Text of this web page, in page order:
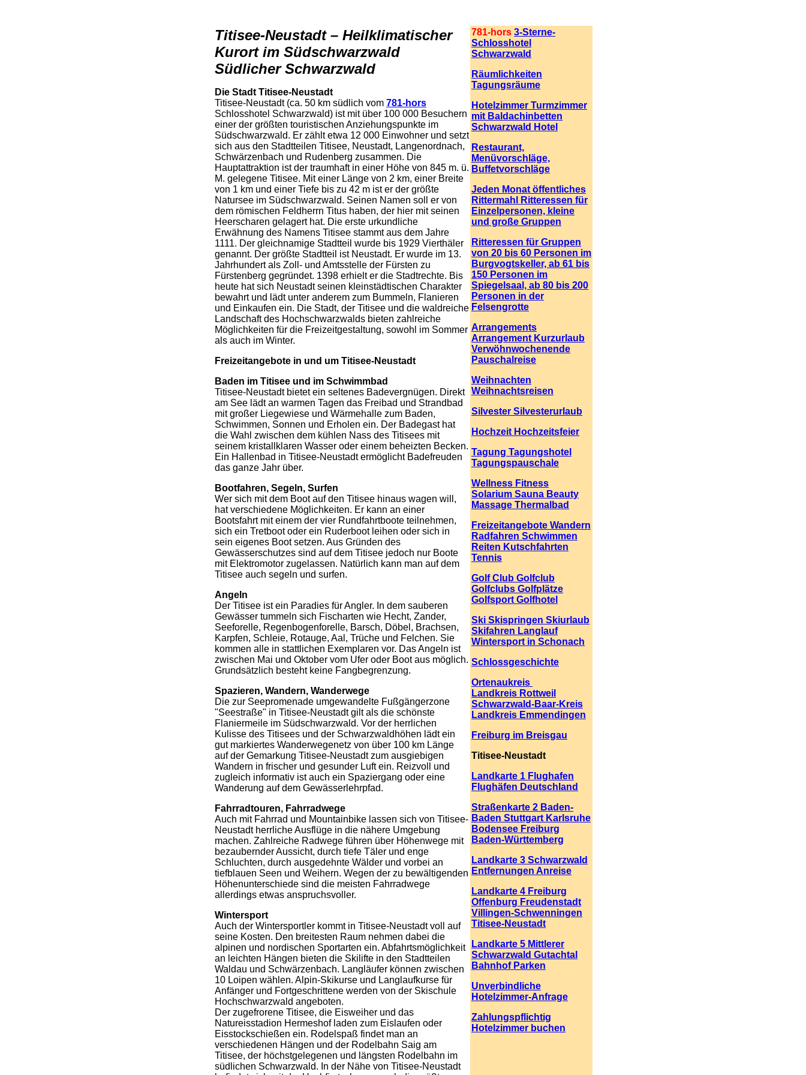
Titisee-Neustadt – Heilklimatischer
Kurort im Südschwarzwald
Südlicher Schwarzwald
Die Stadt Titisee-Neustadt
Titisee-Neustadt (ca. 50 km südlich vom 781-hors
Schlosshotel Schwarzwald) ist mit über 100 000 Besuchern
einer der größten touristischen Anziehungspunkte im
Südschwarzwald. Er zählt etwa 12 000 Einwohner und setzt
sich aus den Stadtteilen Titisee, Neustadt, Langenordnach,
Schwärzenbach und Rudenberg zusammen. Die
Hauptattraktion ist der traumhaft in einer Höhe von 845 m. ü.
M. gelegene Titisee. Mit einer Länge von 2 km, einer Breite
von 1 km und einer Tiefe bis zu 42 m ist er der größte
Natursee im Südschwarzwald. Seinen Namen soll er von
dem römischen Feldherrn Titus haben, der hier mit seinen
Heerscharen gelagert hat. Die erste urkundliche
Erwähnung des Namens Titisee stammt aus dem Jahre
1111. Der gleichnamige Stadtteil wurde bis 1929 Vierthäler
genannt. Der größte Stadtteil ist Neustadt. Er wurde im 13.
Jahrhundert als Zoll- und Amtsstelle der Fürsten zu
Fürstenberg gegründet. 1398 erhielt er die Stadtrechte. Bis
heute hat sich Neustadt seinen kleinstädtischen Charakter
bewahrt und lädt unter anderem zum Bummeln, Flanieren
und Einkaufen ein. Die Stadt, der Titisee und die waldreiche
Landschaft des Hochschwarzwalds bieten zahlreiche
Möglichkeiten für die Freizeitgestaltung, sowohl im Sommer
als auch im Winter.
Freizeitangebote in und um Titisee-Neustadt
Baden im Titisee und im Schwimmbad
Titisee-Neustadt bietet ein seltenes Badevergnügen. Direkt
am See lädt an warmen Tagen das Freibad und Strandbad
mit großer Liegewiese und Wärmehalle zum Baden,
Schwimmen, Sonnen und Erholen ein. Der Badegast hat
die Wahl zwischen dem kühlen Nass des Titisees mit
seinem kristallklaren Wasser oder einem beheizten Becken.
Ein Hallenbad in Titisee-Neustadt ermöglicht Badefreuden
das ganze Jahr über.
Bootfahren, Segeln, Surfen
Wer sich mit dem Boot auf den Titisee hinaus wagen will,
hat verschiedene Möglichkeiten. Er kann an einer
Bootsfahrt mit einem der vier Rundfahrtboote teilnehmen,
sich ein Tretboot oder ein Ruderboot leihen oder sich in
sein eigenes Boot setzen. Aus Gründen des
Gewässerschutzes sind auf dem Titisee jedoch nur Boote
mit Elektromotor zugelassen. Natürlich kann man auf dem
Titisee auch segeln und surfen.
Angeln
Der Titisee ist ein Paradies für Angler. In dem sauberen
Gewässer tummeln sich Fischarten wie Hecht, Zander,
Seeforelle, Regenbogenforelle, Barsch, Döbel, Brachsen,
Karpfen, Schleie, Rotauge, Aal, Trüche und Felchen. Sie
kommen alle in stattlichen Exemplaren vor. Das Angeln ist
zwischen Mai und Oktober vom Ufer oder Boot aus möglich.
Grundsätzlich besteht keine Fangbegrenzung.
Spazieren, Wandern, Wanderwege
Die zur Seepromenade umgewandelte Fußgängerzone
"Seestraße" in Titisee-Neustadt gilt als die schönste
Flaniermeile im Südschwarzwald. Vor der herrlichen
Kulisse des Titisees und der Schwarzwaldhöhen lädt ein
gut markiertes Wanderwegenetz von über 100 km Länge
auf der Gemarkung Titisee-Neustadt zum ausgiebigen
Wandern in frischer und gesunder Luft ein. Reizvoll und
zugleich informativ ist auch ein Spaziergang oder eine
Wanderung auf dem Gewässerlehrpfad.
Fahrradtouren, Fahrradwege
Auch mit Fahrrad und Mountainbike lassen sich von Titisee-
Neustadt herrliche Ausflüge in die nähere Umgebung
machen. Zahlreiche Radwege führen über Höhenwege mit
bezaubernder Aussicht, durch tiefe Täler und enge
Schluchten, durch ausgedehnte Wälder und vorbei an
tiefblauen Seen und Weihern. Wegen der zu bewältigenden
Höhenunterschiede sind die meisten Fahrradwege
allerdings etwas anspruchsvoller.
Wintersport
Auch der Wintersportler kommt in Titisee-Neustadt voll auf
seine Kosten. Den breitesten Raum nehmen dabei die
alpinen und nordischen Sportarten ein. Abfahrtsmöglichkeit
an leichten Hängen bieten die Skilifte in den Stadtteilen
Waldau und Schwärzenbach. Langläufer können zwischen
10 Loipen wählen. Alpin-Skikurse und Langlaufkurse für
Anfänger und Fortgeschrittene werden von der Skischule
Hochschwarzwald angeboten.
Der zugefrorene Titisee, die Eisweiher und das
Natureisstadion Hermeshof laden zum Eislaufen oder
Eisstockschießen ein. Rodelspaß findet man an
verschiedenen Hängen und der Rodelbahn Saig am
Titisee, der höchstgelegenen und längsten Rodelbahn im
südlichen Schwarzwald. In der Nähe von Titisee-Neustadt
781-hors 3-Sterne-
Schlosshotel
Schwarzwald
Räumlichkeiten
Tagungsräume
Hotelzimmer Turmzimmer
mit Baldachinbetten
Schwarzwald Hotel
Restaurant,
Menüvorschläge,
Buffetvorschläge
Jeden Monat öffentliches
Rittermahl Ritteressen für
Einzelpersonen, kleine
und große Gruppen
Ritteressen für Gruppen
von 20 bis 60 Personen im
Burgvogtskeller, ab 61 bis
150 Personen im
Spiegelsaal, ab 80 bis 200
Personen in der
Felsengrotte
Arrangements
Arrangement Kurzurlaub
Verwöhnwochenende
Pauschalreise
Weihnachten
Weihnachtsreisen
Silvester Silvesterurlaub
Hochzeit Hochzeitsfeier
Tagung Tagungshotel
Tagungspauschale
Wellness Fitness
Solarium Sauna Beauty
Massage Thermalbad
Freizeitangebote Wandern
Radfahren Schwimmen
Reiten Kutschfahrten
Tennis
Golf Club Golfclub
Golfclubs Golfplätze
Golfsport Golfhotel
Ski Skispringen Skiurlaub
Skifahren Langlauf
Wintersport in Schonach
Schlossgeschichte
Ortenaukreis
Landkreis Rottweil
Schwarzwald-Baar-Kreis
Landkreis Emmendingen
Freiburg im Breisgau
Titisee-Neustadt
Landkarte 1 Flughafen
Flughäfen Deutschland
Straßenkarte 2 Baden-
Baden Stuttgart Karlsruhe
Bodensee Freiburg
Baden-Württemberg
Landkarte 3 Schwarzwald
Entfernungen Anreise
Landkarte 4 Freiburg
Offenburg Freudenstadt
Villingen-Schwenningen
Titisee-Neustadt
Landkarte 5 Mittlerer
Schwarzwald Gutachtal
Bahnhof Parken
Unverbindliche
Hotelzimmer-Anfrage
Zahlungspflichtig
Hotelzimmer buchen